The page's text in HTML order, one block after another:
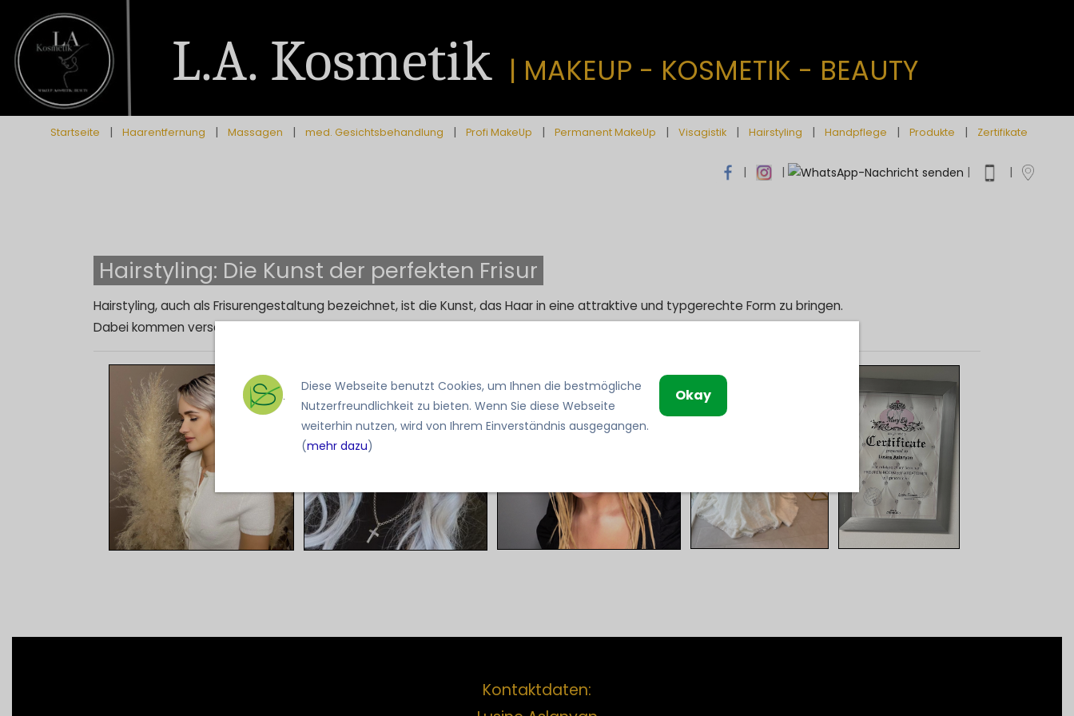
.
Diese Webseite benutzt Cookies, um Ihnen die bestmögliche
Nutzerfreundlichkeit zu bieten. Wenn Sie diese Webseite
weiterhin nutzen, wird von Ihrem Einverständnis ausgegangen.
(mehr dazu)
Okay
L.A. Kosmetik | MAKEUP - KOSMETIK - BEAUTY
Startseite | Haarentfernung | Massagen | med. Gesichtsbehandlung | Profi MakeUp | Permanent MakeUp | Visagistik | Hairstyling | Handpflege | Produkte | Zertifikate
| | | |
Hairstyling: Die Kunst der perfekten Frisur
Hairstyling, auch als Frisurengestaltung bezeichnet, ist die Kunst, das Haar in eine attraktive und typgerechte Form zu bringen.
Dabei kommen verschiedene Techniken und Stylingprodukte zum Einsatz, um den gewünschten Look zu kreieren.
Kontaktdaten: